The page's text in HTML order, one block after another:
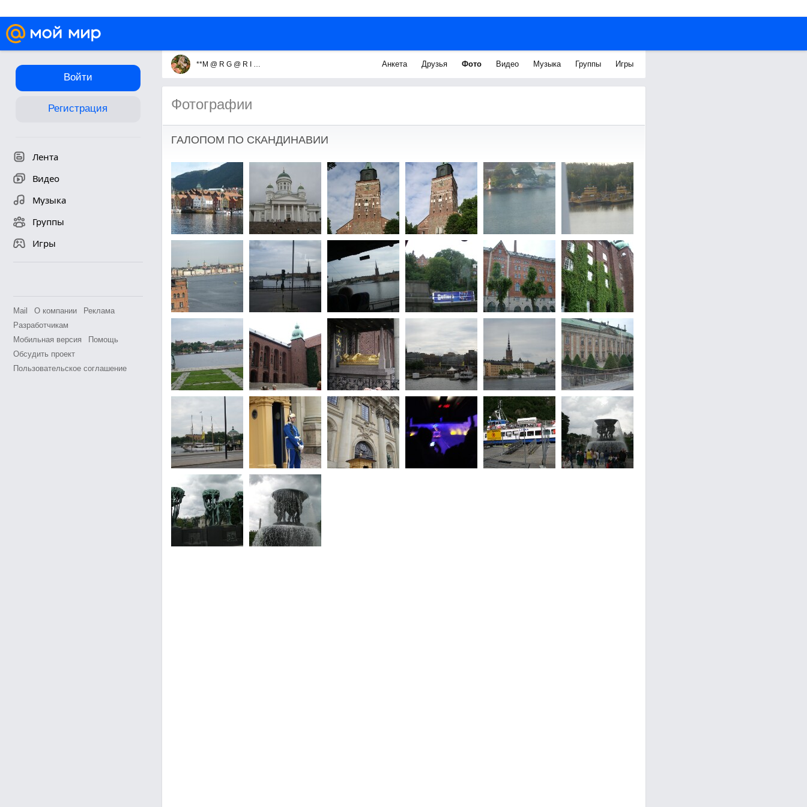
Войти
Регистрация
Лента
Видео
Музыка
Группы
Игры
Mail О компании
Реклама
Разработчикам
Мобильная версия
Помощь
Обсудить проект
Пользовательское соглашение
**M @ R G @ R I T @** Анкета Друзья Фото Видео Музыка Группы Игры
Фотографии
ГАЛОПОМ ПО СКАНДИНАВИИ